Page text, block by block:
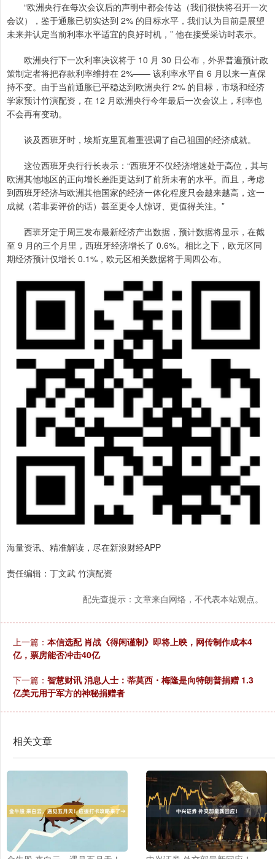
“欧洲央行在每次会议后的声明中都会传达（我们很快将召开一次
会议），鉴于通胀已切实达到 2% 的目标水平，我们认为目前是展望
未来并认定当前利率水平适宜的良好时机，” 他在接受采访时表示。
欧洲央行下一次利率决议将于 10 月 30 日公布，外界普遍预计政
策制定者将把存款利率维持在 2%—— 该利率水平自 6 月以来一直保
持不变。由于当前通胀已平稳达到欧洲央行 2% 的目标，市场和经济
学家预计竹演配资，在 12 月欧洲央行今年最后一次会议上，利率也
不会再有变动。
谈及西班牙时，埃斯克里瓦着重强调了自己祖国的经济成就。
这位西班牙央行行长表示：“西班牙不仅经济增速处于高位，其与
欧洲其他地区的正向增长差距更达到了前所未有的水平。而且，考虑
到西班牙经济与欧洲其他国家的经济一体化程度只会越来越高，这一
成就（若非要评价的话）甚至更令人惊讶、更值得关注。”
西班牙定于周三发布最新经济产出数据，预计数据将显示，在截
至 9 月的三个月里，西班牙经济增长了 0.6%。相比之下，欧元区同
期经济预计仅增长 0.1%，欧元区相关数据将于周四公布。
海量资讯、精准解读，尽在新浪财经APP
责任编辑：丁文武 竹演配资
配先查提示：文章来自网络，不代表本站观点。
上一篇： 本信选配 肖战《得闲谨制》即将上映，网传制作成本4
亿，票房能否冲击40亿
下一篇： 智慧财讯 消息人士：蒂莫西・梅隆是向特朗普捐赠 1.3
亿美元用于军方的神秘捐赠者
相关文章